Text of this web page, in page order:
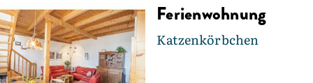
Ferienwohnung
Katzenkörbchen